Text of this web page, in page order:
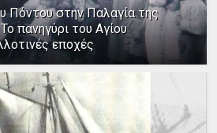
Πόντου στην Παλαγία της
πανηγύρι του Αγίου
εποχές